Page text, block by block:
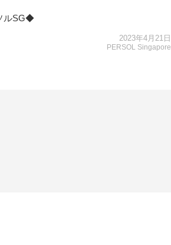
ルSG◆
2023年4月21日
PERSOL Singapore